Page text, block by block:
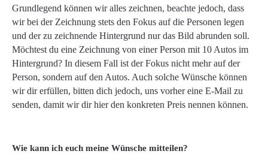
Grundlegend können wir alles zeichnen, beachte jedoch, dass
wir bei der Zeichnung stets den Fokus auf die Personen legen
und der zu zeichnende Hintergrund nur das Bild abrunden soll.
Möchtest du eine Zeichnung von einer Person mit 10 Autos im
Hintergrund? In diesem Fall ist der Fokus nicht mehr auf der
Person, sondern auf den Autos. Auch solche Wünsche können
wir dir erfüllen, bitten dich jedoch, uns vorher eine E-Mail zu
senden, damit wir dir hier den konkreten Preis nennen können.
Wie kann ich euch meine Wünsche mitteilen?